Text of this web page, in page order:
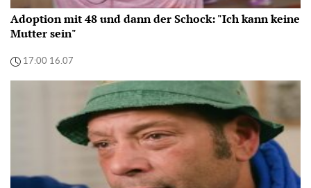
Adoption mit 48 und dann der Schock: "Ich kann keine
Mutter sein"
17:00 16.07